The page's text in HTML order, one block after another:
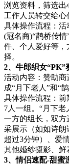
浏览资料，筛选
工作人员转交给心
具体操作流程：
(冠名商)“鹊桥传
件、个人爱好等
择。
2、牛郎织女“PK”
活动内容：赞助
成“月下老人”和“
具体操作流程：
7人一组。“月下
一方的组长，双
采展示（如如诗
超过3分钟）、爱
其他婚纱摄影、鲜
3、情侣速配-甜蜜